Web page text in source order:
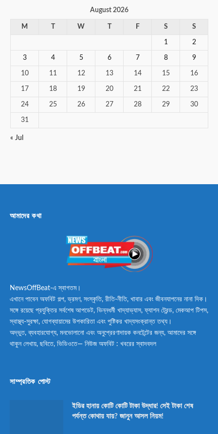
August 2026
M W F S S
1 2
3 4 5 6 7 8 9
10 11 12 13 14 15 16
17 18 19 20 21 22 23
24 25 26 27 28 29 30
31
« Jul
আমাদের কথা
NewsOffBeat-এ স্বাগতম।
এখানে পাবেন অফবিট গল্প, ভ্রমণ, সংস্কৃতি, রীতি-নীতি, খাবার এবং জীবনযাপনের নানা দিক।
সঙ্গে রয়েছে প্রযুক্তির সর্বশেষ আপডেট, ভিন্নধর্মী খাদ্যাভ্যাস, ফ্যাশন ট্রেন্ড, মেকআপ টিপস,
স্বাস্থ্য-সুরক্ষা, যোগব্যায়ামের উপকারিতা এবং পুষ্টিকর খাদ্যসংক্রান্ত তথ্য।
অদ্ভুত, ব্যবহারযোগ্য, মনভোলানো এবং অনুপ্রেরণাদায়ক কনটেন্টের জন্য, আমাদের সঙ্গে
থাকুন লেখায়, ছবিতে, ভিডিওতে— নিউজ অফবিট : খবরের স্বাদবদল
সাম্প্রতিক পোস্ট
ইডির হানায় কোটি কোটি টাকা উদ্ধার! সেই টাকা শেষ
পর্যন্ত কোথায় যায়? জানুন আসল নিয়ম!